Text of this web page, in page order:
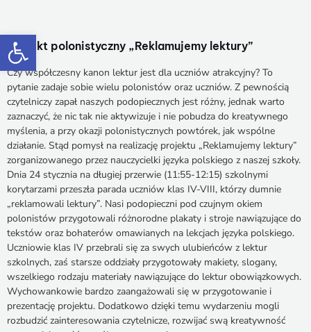
Otwórz pasek narzędzi
Projekt polonistyczny „Reklamujemy lektury”
Czy współczesny kanon lektur jest dla uczniów atrakcyjny? To
pytanie zadaje sobie wielu polonistów oraz uczniów. Z pewnością
czytelniczy zapał naszych podopiecznych jest różny, jednak warto
zaznaczyć, że nic tak nie aktywizuje i nie pobudza do kreatywnego
myślenia, a przy okazji polonistycznych powtórek, jak wspólne
działanie. Stąd pomysł na realizację projektu „Reklamujemy lektury”
zorganizowanego przez nauczycielki języka polskiego z naszej szkoły.
Dnia 24 stycznia na długiej przerwie (11:55-12:15) szkolnymi
korytarzami przeszła parada uczniów klas IV-VIII, którzy dumnie
„reklamowali lektury”. Nasi podopieczni pod czujnym okiem
polonistów przygotowali różnorodne plakaty i stroje nawiązujące do
tekstów oraz bohaterów omawianych na lekcjach języka polskiego.
Uczniowie klas IV przebrali się za swych ulubieńców z lektur
szkolnych, zaś starsze oddziały przygotowały makiety, slogany,
wszelkiego rodzaju materiały nawiązujące do lektur obowiązkowych.
Wychowankowie bardzo zaangażowali się w przygotowanie i
prezentację projektu. Dodatkowo dzięki temu wydarzeniu mogli
rozbudzić zainteresowania czytelnicze, rozwijać swą kreatywność